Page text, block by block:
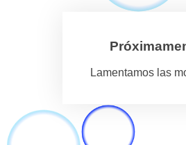
Lamentamos las